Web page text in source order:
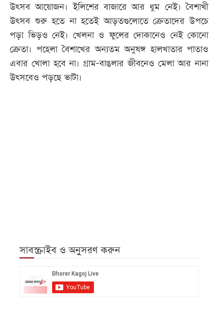
উৎসব আয়োজন। ইলিশের বাজারে আর ধুম নেই। বৈশাখী
উৎসব শুরু হতে না হতেই আড়তগুলোতে ক্রেতাদের উপচে
পড়া ভিড়ও নেই। খেলনা ও ফুলের দোকানেও নেই কোনো
ক্রেতা। পহেলা বৈশাখের অন্যতম অনুষঙ্গ হালখাতার পাতাও
এবার খোলা হবে না। গ্রাম-বাঙলার জীবনেও মেলা আর নানা
উৎসবেও পড়ছে ভাটা।
সাবস্ক্রাইব ও অনুসরণ করুন